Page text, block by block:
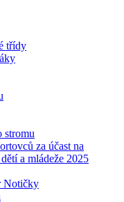
třídy
stromu
za účast na
a mládeže 2025
Notičky